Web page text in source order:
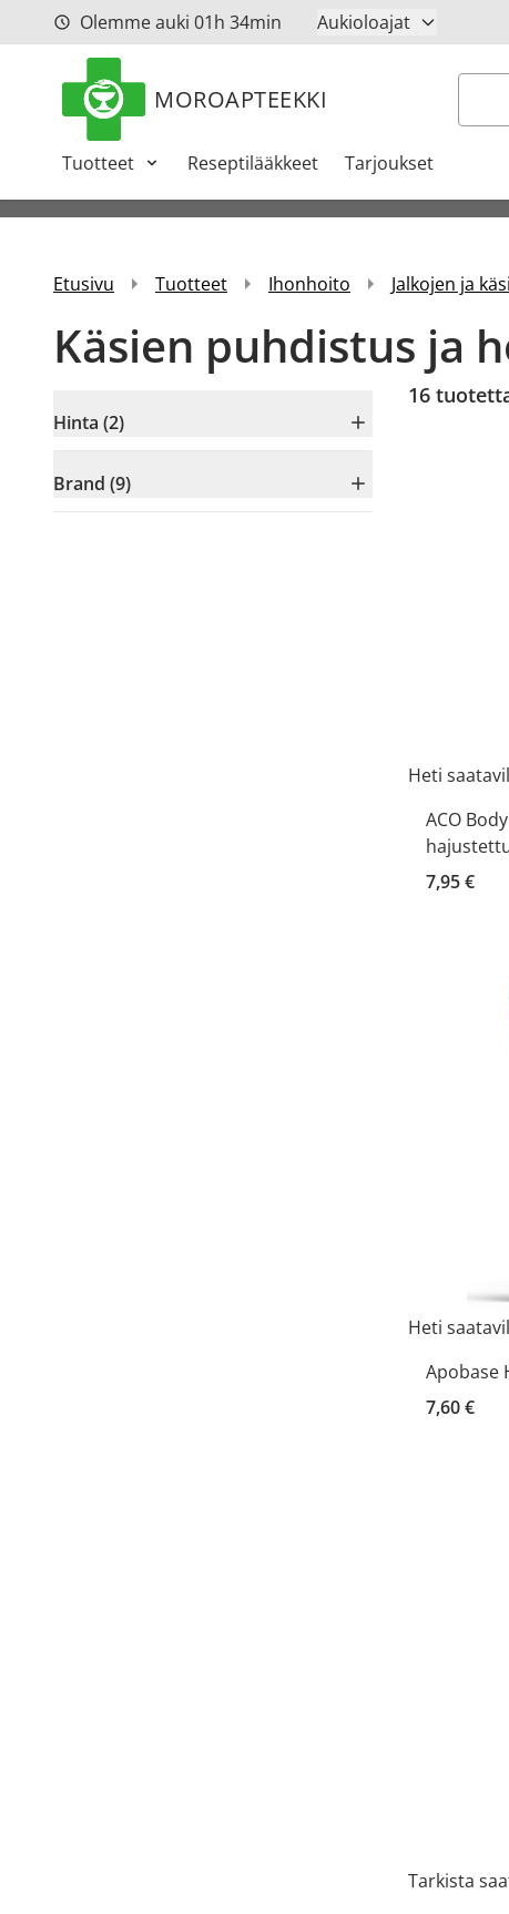
Siirry sisältöönOlemme auki 01h 34min Aukioloajat
MOROAPTEEKKI Haku
Tuotteet Reseptilääkkeet Tarjoukset
Etusivu Tuotteet Ihonhoito Jalkojen ja
Käsien puhdistus ja
Hinta (2)
Brand (9)
16
Heti
ACO
7,95 €
Heti
Apobase
7,60 €
Tarkista